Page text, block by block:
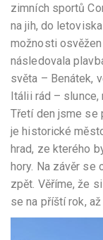
zimních sportů
na jih, do
možnosti
následovala
světa – Benátek,
Itálii rád – slunce,
Třetí den jsme se
je historické
hrad, ze kterého
hory. Na závěr se
zpět. Věříme, že
se na příští rok,